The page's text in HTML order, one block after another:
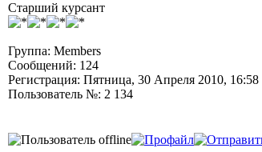
Старший курсант
Группа: Members
Сообщений: 124
Регистрация: Пятница, 30 Апреля 2010, 16:58
Пользователь №: 2 134